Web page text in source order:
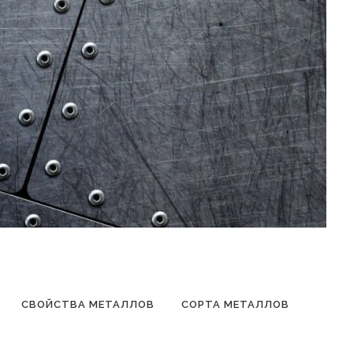
СВОЙСТВА МЕТАЛЛОВ СОРТА МЕТАЛЛОВ